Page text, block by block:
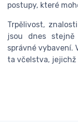
postupy, které
Trpělivost,
jsou dnes stejně
správné vybavení.
ta včelstva,